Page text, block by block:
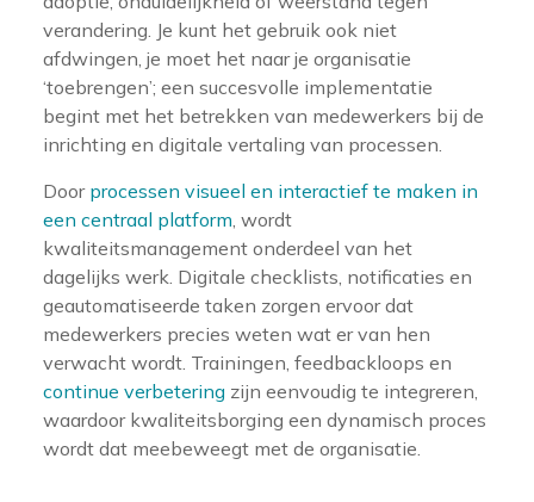
verandering. Je kunt het gebruik ook niet
afdwingen, je moet het naar je organisatie
‘toebrengen’; een succesvolle implementatie
begint met het betrekken van medewerkers bij de
inrichting en digitale vertaling van processen.
Door processen visueel en interactief te maken in
een centraal platform , wordt
kwaliteitsmanagement onderdeel van het
dagelijks werk. Digitale checklists, notificaties en
geautomatiseerde taken zorgen ervoor dat
medewerkers precies weten wat er van hen
verwacht wordt. Trainingen, feedbackloops en
continue verbetering zijn eenvoudig te integreren,
waardoor kwaliteitsborging een dynamisch proces
wordt dat meebeweegt met de organisatie.